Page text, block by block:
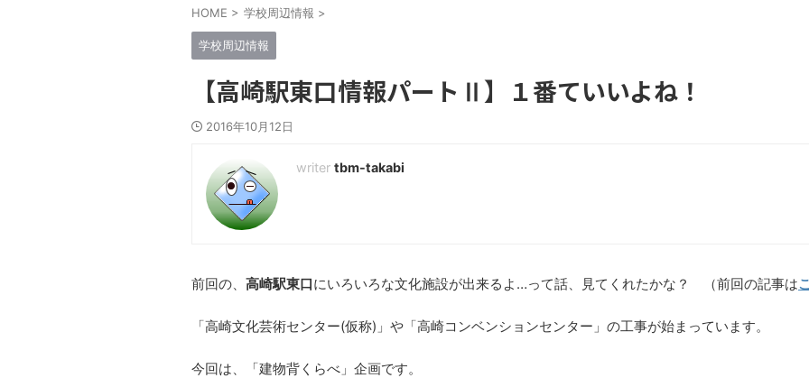
HOME > 学校周辺情報 >
学校周辺情報
【高崎駅東口情報パートⅡ】１番ていいよね！
2016年10月12日
tbm-takabi
前回の、 高崎駅東口にいろいろな文化施設が出来るよ…って話、見てくれたかな？ （前回の記事は
「高崎文化芸術センター(仮称)」や「高崎コンベンションセンター」の工事が始まっています。
今回は、「建物背くらべ」企画です。